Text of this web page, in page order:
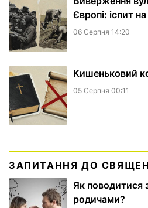
Європі: іспит
06 Серпня 14:20
Кишеньковий
05 Серпня 00:11
ЗАПИТАННЯ ДО
Як поводитися
родичами?